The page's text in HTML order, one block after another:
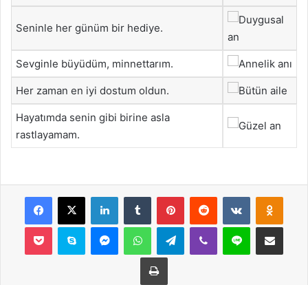
Seninle her günüm bir hediye.
Sevginle büyüdüm, minnettarım.
Her zaman en iyi dostum oldun.
Hayatımda senin gibi birine asla
rastlayamam.
Facebook
X LinkedInTumblr PinterestReddit VKontakte
Pocket Skype MessengerWhatsAppTelegramViber Line E-Posta ile
Yazdır